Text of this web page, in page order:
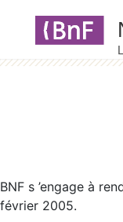
BNF s ’engage à
février 2005.